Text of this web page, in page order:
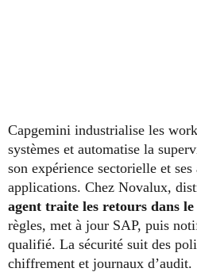
Capgemini industrialise les
systèmes et automatise la
son expérience sectorielle et
applications. Chez Novalux,
agent traite les retours dans
règles, met à jour SAP, puis
qualifié. La sécurité suit des
chiffrement et journaux d’audit.